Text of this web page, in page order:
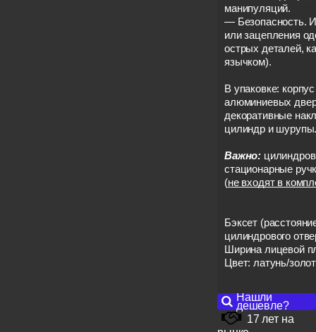
манипуляций.
— Безопасность.
или зацепления
острых деталей,
язычком).
В упаковке:
алюминиевых
декоративные
цилиндр и
Важно:
стационарные
(не входят в
Бэксет
цилиндрового
Ширина лицевой
Цвет: латунь/
Нашли
дешевле?
17 лет на